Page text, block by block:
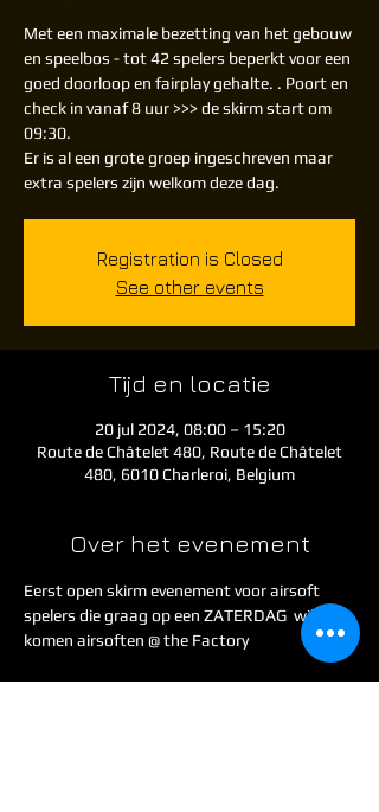
Met een maximale bezetting van het gebouw
en speelbos - tot 42 spelers beperkt voor een
goed doorloop en fairplay gehalte. . Poort en
check in vanaf 8 uur >>> de skirm start om
09:30.
Er is al een grote groep ingeschreven maar
extra spelers zijn welkom deze dag.
Registration is Closed
See other events
Tijd en locatie
20 jul 2024, 08:00 – 15:20
Route de Châtelet 480, Route de Châtelet
480, 6010 Charleroi, Belgium
Over het evenement
Eerst open skirm evenement voor airsoft
spelers die graag op een ZATERDAG  willen
komen airsoften @ the Factory